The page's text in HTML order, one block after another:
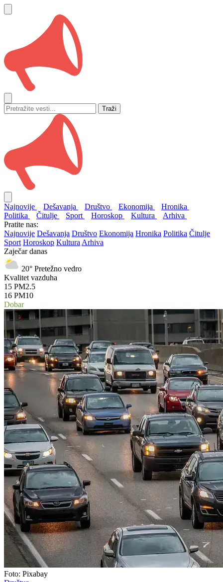
Traži
Najnovije Dešavanja Društvo Ekonomija
Hronika
Politika
Čitulje Sport Horoskop Kultura
Arhiva
Pratite nas:
Najnovije Dešavanja Društvo Ekonomija Hronika Politika Čitulje
Sport Horoskop Kultura Arhiva
Zaječar danas
20° Pretežno vedro
Kvalitet vazduha
15 PM2.5
16 PM10
Dobar
Foto: Pixabay